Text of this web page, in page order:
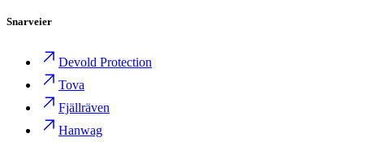
Snarveier
Devold Protection
Tova
Fjällräven
Hanwag